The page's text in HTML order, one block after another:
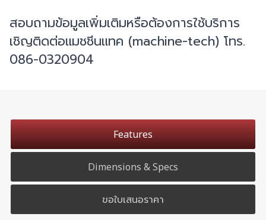
สอบถามข้อมูลเพิ่มเติมหรือต้องการใช้บริการ
เชิญติดต่อแมชชีนแทค (machine-tech) โทร.
086-0320904
Features
Dimensions & Specs
ขอใบเสนอราคา